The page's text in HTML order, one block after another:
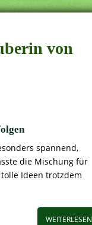
von
spannend,
die Mischung für
Ideen trotzdem
WEITERLESEN